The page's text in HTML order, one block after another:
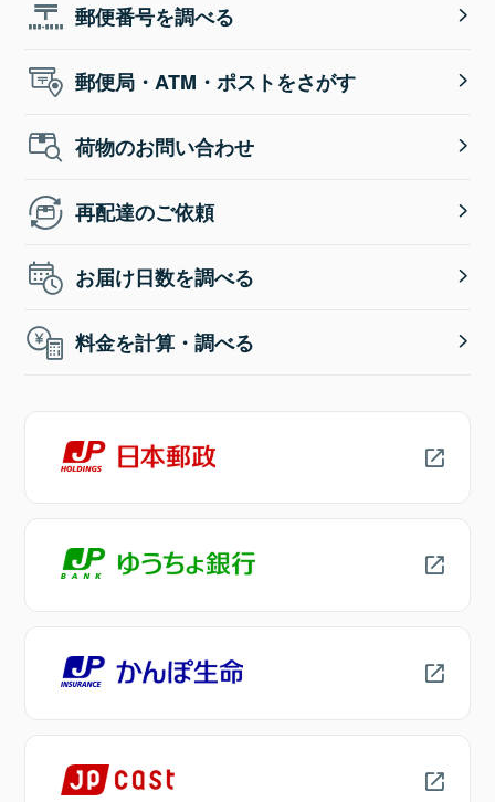
郵便番号を調べる
郵便局・ATM・ポストをさがす
荷物のお問い合わせ
再配達のご依頼
お届け日数を調べる
料金を計算・調べる